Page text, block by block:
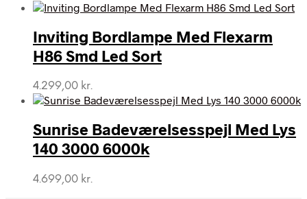
Inviting Bordlampe Med Flexarm
H86 Smd Led Sort
4.299,00 kr.
Sunrise Badeværelsesspejl Med Lys
140 3000 6000k
4.699,00 kr.